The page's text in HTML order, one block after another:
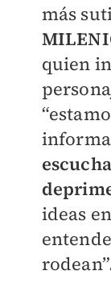
más
quien
ideas